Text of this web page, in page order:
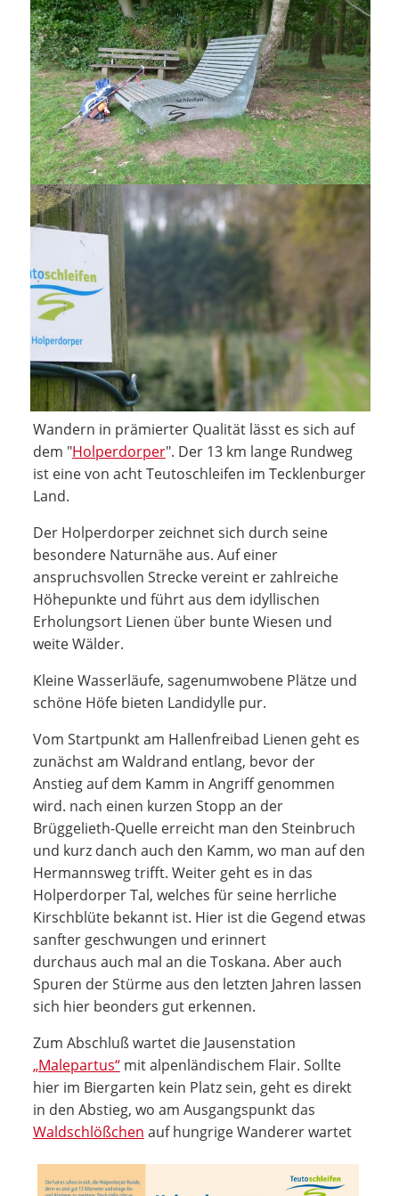
Wandern in prämierter Qualität lässt es sich auf
dem "Holperdorper". Der 13 km lange Rundweg
ist eine von acht Teutoschleifen im Tecklenburger
Land.
Der Holperdorper zeichnet sich durch seine
besondere Naturnähe aus. Auf einer
anspruchsvollen Strecke vereint er zahlreiche
Höhepunkte und führt aus dem idyllischen
Erholungsort Lienen über bunte Wiesen und
weite Wälder.
Kleine Wasserläufe, sagenumwobene Plätze und
schöne Höfe bieten Landidylle pur.
Vom Startpunkt am Hallenfreibad Lienen geht es
zunächst am Waldrand entlang, bevor der
Anstieg auf dem Kamm in Angriff genommen
wird. nach einen kurzen Stopp an der
Brüggelieth-Quelle erreicht man den Steinbruch
und kurz danch auch den Kamm, wo man auf den
Hermannsweg trifft. Weiter geht es in das
Holperdorper Tal, welches für seine herrliche
Kirschblüte bekannt ist. Hier ist die Gegend etwas
sanfter geschwungen und erinnert
durchaus auch mal an die Toskana. Aber auch
Spuren der Stürme aus den letzten Jahren lassen
sich hier beonders gut erkennen.
Zum Abschluß wartet die Jausenstation
„Malepartus“mit alpenländischem Flair. Sollte
hier im Biergarten kein Platz sein, geht es direkt
in den Abstieg, wo am Ausgangspunkt das
Waldschlößchen auf hungrige Wanderer wartet